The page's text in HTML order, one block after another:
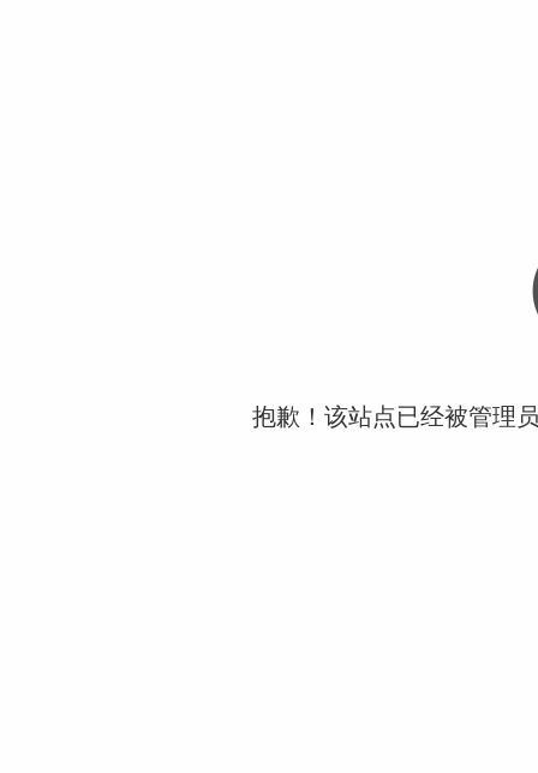
抱歉！该站点已经被管理